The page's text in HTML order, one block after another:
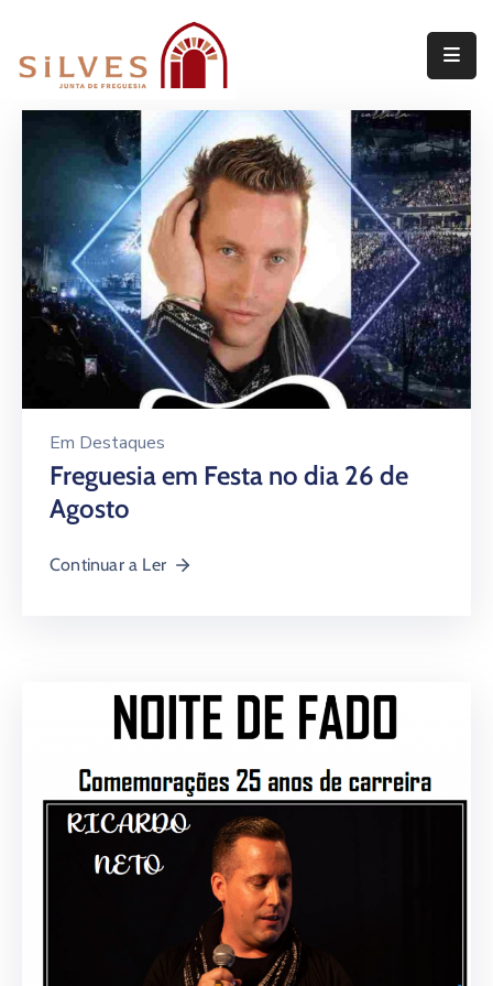
Assembleia
de
Freguesia
Projetos
Em Destaques
Freguesia em Festa no dia 26 de
Agosto
Continuar a Ler